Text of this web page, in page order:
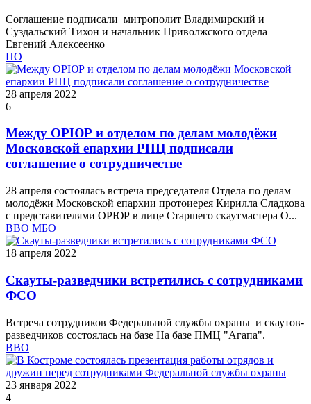
Соглашение подписали митрополит Владимирский и
Суздальский Тихон и начальник Приволжского отдела
Евгений Алексеенко
ПО
28 апреля 2022
6
Между ОРЮР и отделом по делам молодёжи
Московской епархии РПЦ подписали
соглашение о сотрудничестве
28 апреля состоялась встреча председателя Отдела по делам
молодёжи Московской епархии протоиерея Кирилла Сладкова
с представителями ОРЮР в лице Старшего скаутмастера О...
ВВО МБО
18 апреля 2022
Скауты-разведчики встретились с сотрудниками
ФСО
Встреча сотрудников Федеральной службы охраны и скаутов-
разведчиков состоялась на базе На базе ПМЦ "Агапа".
ВВО
23 января 2022
4